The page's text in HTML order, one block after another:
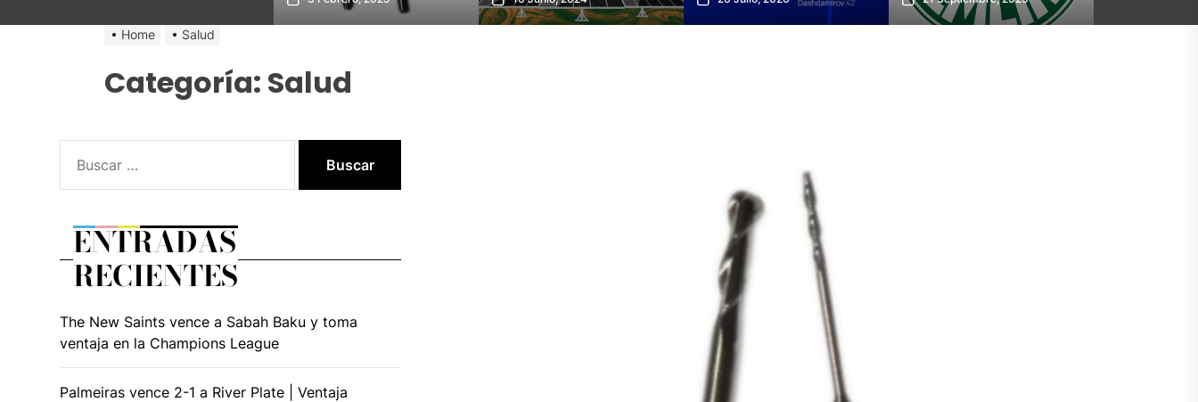
Home Salud
Categoría: Salud
ENTRADAS
RECIENTES
The New Saints vence a Sabah Baku y toma
ventaja en la Champions League
Palmeiras vence 2-1 a River Plate | Ventaja